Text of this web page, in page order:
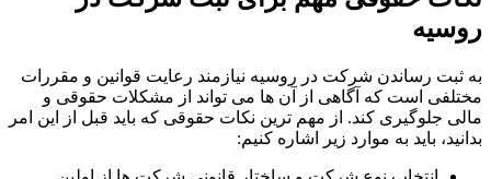
روسیه
به ثبت رساندن شرکت در روسیه نیازمند رعایت قوانین و مقررات
مختلفی است که آگاهی از آن ها می ‌تواند از مشکلات حقوقی و
مالی جلوگیری کند. از مهم ‌ترین نکات حقوقی که باید قبل از این امر
بدانید، باید به موارد زیر اشاره کنیم: